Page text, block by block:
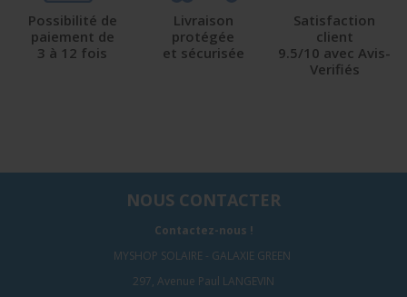
Possibilité de
paiement de
3 à 12 fois
Livraison
protégée
et sécurisée
Satisfaction
client
9.5/10 avec Avis-
Verifiés
NOUS CONTACTER
Contactez-nous !
MYSHOP SOLAIRE - GALAXIE GREEN
297, Avenue Paul LANGEVIN